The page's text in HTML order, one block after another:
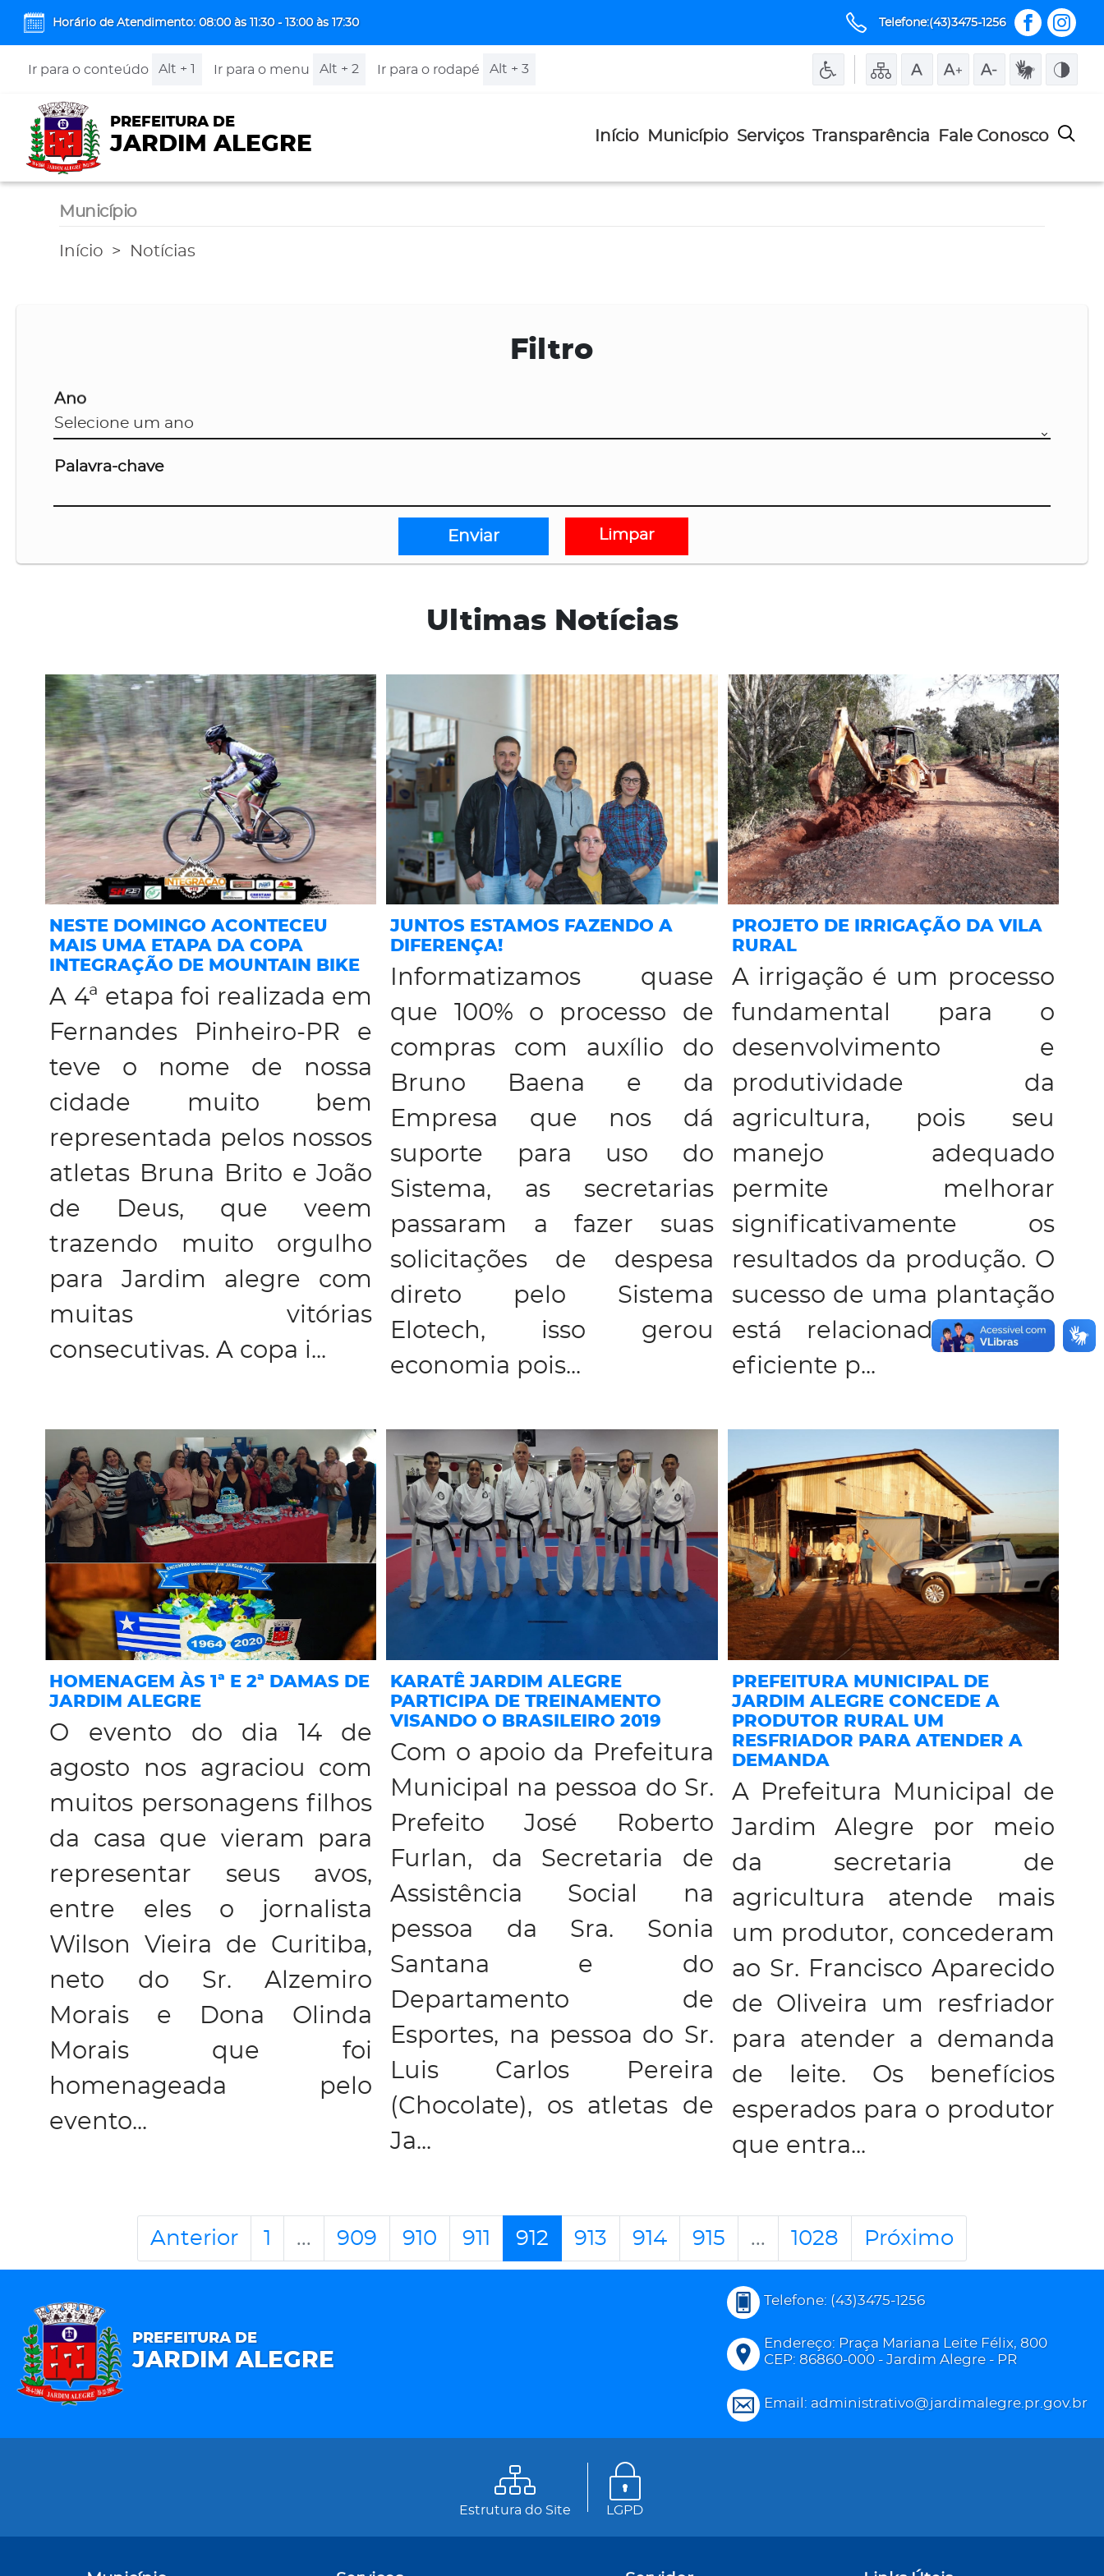
Horário de Atendimento: 08:00 às 11:30 - 13:00 às 17:30 Telefone:(43)3475-1256
Ir para o conteúdo Alt + 1 Ir para o menu Alt + 2 Ir para o rodapé Alt + 3
PREFEITURA DE
JARDIM ALEGRE Início Município Serviços Transparência Fale Conosco
Município
Início Notícias
Filtro
Ano
Palavra-chave
Enviar Limpar
Ultimas Notícias
NESTE DOMINGO ACONTECEU
MAIS UMA ETAPA DA COPA
INTEGRAÇÃO DE MOUNTAIN BIKE
A 4ª etapa foi realizada em
Fernandes Pinheiro-PR e
teve o nome de nossa
cidade muito bem
representada pelos nossos
atletas Bruna Brito e João
de Deus, que veem
trazendo muito orgulho
para Jardim alegre com
muitas vitórias
consecutivas. A copa i...
JUNTOS ESTAMOS FAZENDO A
DIFERENÇA!
Informatizamos quase
que 100% o processo de
compras com auxílio do
Bruno Baena e da
Empresa que nos dá
suporte para uso do
Sistema, as secretarias
passaram a fazer suas
solicitações de despesa
direto pelo Sistema
Elotech, isso gerou
economia pois...
PROJETO DE IRRIGAÇÃO DA VILA
RURAL
A irrigação é um processo
fundamental para o
desenvolvimento e
produtividade da
agricultura, pois seu
manejo adequado
permite melhorar
significativamente os
resultados da produção. O
sucesso de uma plantação
está relacionado a um
eficiente p...
HOMENAGEM ÀS 1ª E 2ª DAMAS DE
JARDIM ALEGRE
O evento do dia 14 de
agosto nos agraciou com
muitos personagens filhos
da casa que vieram para
representar seus avos,
entre eles o jornalista
Wilson Vieira de Curitiba,
neto do Sr. Alzemiro
Morais e Dona Olinda
Morais que foi
homenageada pelo
evento...
KARATÊ JARDIM ALEGRE
PARTICIPA DE TREINAMENTO
VISANDO O BRASILEIRO 2019
Com o apoio da Prefeitura
Municipal na pessoa do Sr.
Prefeito José Roberto
Furlan, da Secretaria de
Assistência Social na
pessoa da Sra. Sonia
Santana e do
Departamento de
Esportes, na pessoa do Sr.
Luis Carlos Pereira
(Chocolate), os atletas de
Ja...
PREFEITURA MUNICIPAL DE
JARDIM ALEGRE CONCEDE A
PRODUTOR RURAL UM
RESFRIADOR PARA ATENDER A
DEMANDA
A Prefeitura Municipal de
Jardim Alegre por meio
da secretaria de
agricultura atende mais
um produtor, concederam
ao Sr. Francisco Aparecido
de Oliveira um resfriador
para atender a demanda
de leite. Os benefícios
esperados para o produtor
que entra...
Anterior 1 ... 909 910 911 912 913 914 915 ... 1028 Próximo
PREFEITURA DE
JARDIM ALEGRE
Telefone: (43)3475-1256
Endereço: Praça Mariana Leite Félix, 800
CEP: 86860-000 - Jardim Alegre - PR
Email: administrativo@jardimalegre.pr.gov.br
Estrutura do Site LGPD